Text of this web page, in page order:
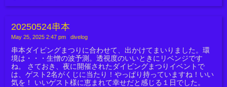
20250524串本
May 25, 2025 2:47 pm | divelog
串本ダイビングまつりに合わせて、出かけてまいりました。環
境は・・・生憎の波予測。透視度のいいときにリベンジです
ね。 さておき、夜に開催されたダイビングまつりイベントで
は、ゲスト2名がくじに当たり！やっぱり持っていますね！いい
気を！ いいゲスト様に恵まれて幸せだと感じる１日でした。